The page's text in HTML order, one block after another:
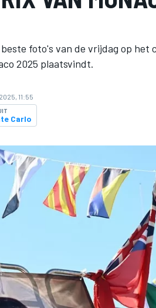
foto's van de vrijdag op het
2025 plaatsvindt.
11:55
Carlo